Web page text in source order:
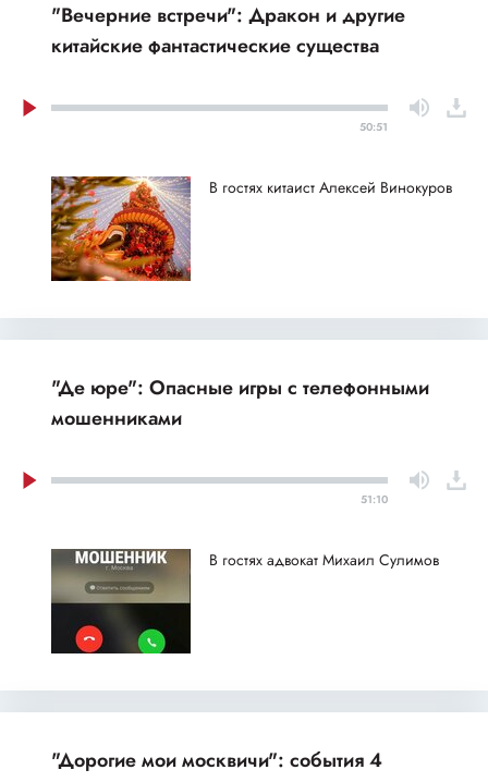
"Вечерние встречи": Дракон и другие
китайские фантастические существа
50:51
В гостях китаист Алексей Винокуров
"Де юре": Опасные игры с телефонными
мошенниками
51:10
В гостях адвокат Михаил Сулимов
"Дорогие мои москвичи": события 4